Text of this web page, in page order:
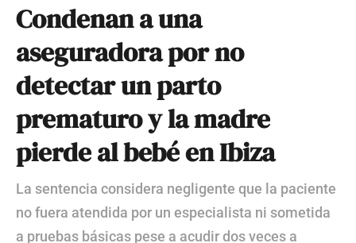
Condenan a una
aseguradora por no
detectar un parto
prematuro y la madre
pierde al bebé en Ibiza
La sentencia considera negligente que la paciente
no fuera atendida por un especialista ni sometida
a pruebas básicas pese a acudir dos veces a